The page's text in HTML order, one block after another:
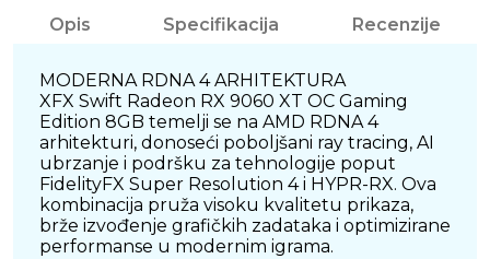
Opis Specifikacija Recenzije
MODERNA RDNA 4 ARHITEKTURA
XFX Swift Radeon RX 9060 XT OC Gaming
Edition 8GB temelji se na AMD RDNA 4
arhitekturi, donoseći poboljšani ray tracing, AI
ubrzanje i podršku za tehnologije poput
FidelityFX Super Resolution 4 i HYPR-RX. Ova
kombinacija pruža visoku kvalitetu prikaza,
brže izvođenje grafičkih zadataka i optimizirane
performanse u modernim igrama.